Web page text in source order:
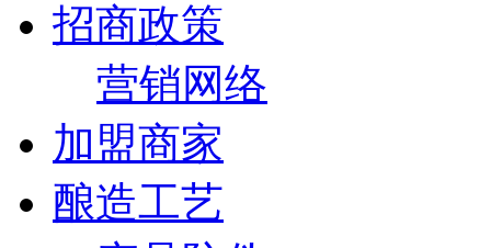
招商政策
营销网络
加盟商家
酿造工艺